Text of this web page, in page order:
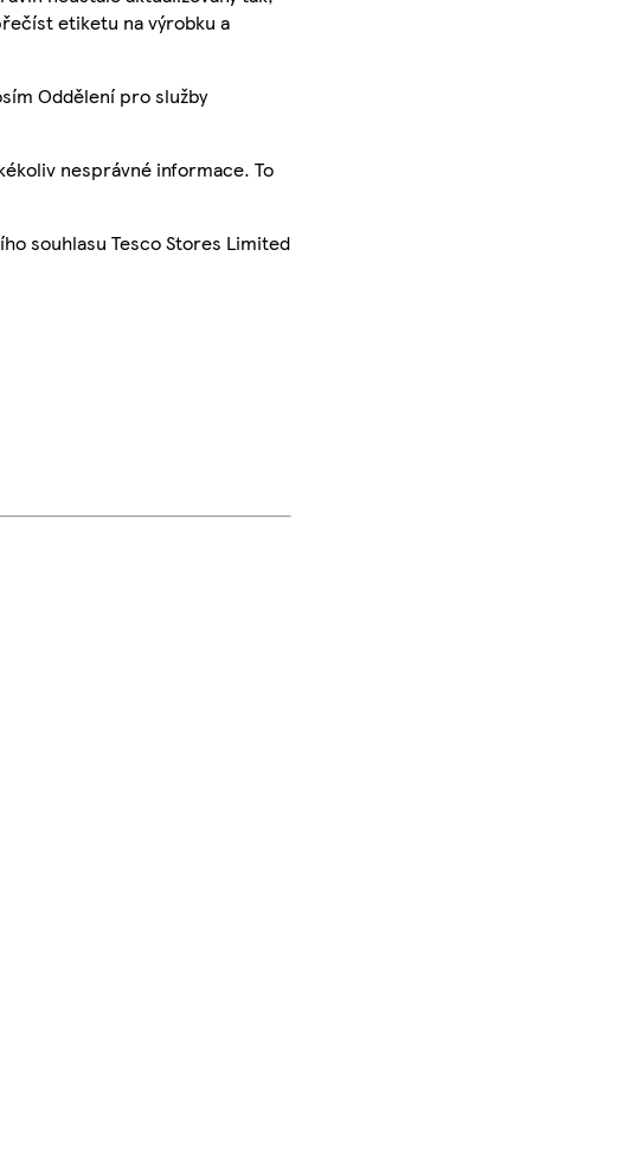
etiketu na výrobku a
Oddělení pro služby
nesprávné informace. To
souhlasu Tesco Stores Limited